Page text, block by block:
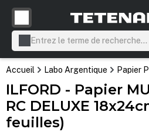
principal
Accueil Labo Argentique Papier
ILFORD - Papier
RC DELUXE
feuilles)